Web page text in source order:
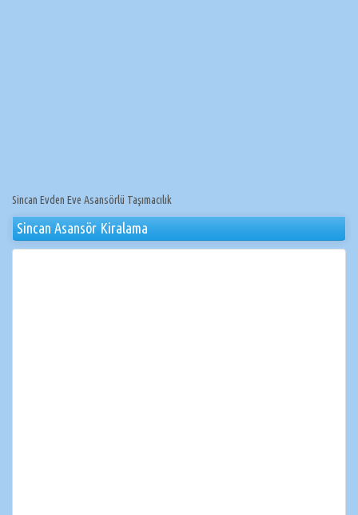
Sincan Evden Eve Asansörlü Taşımacılık
Sincan Asansör Kiralama